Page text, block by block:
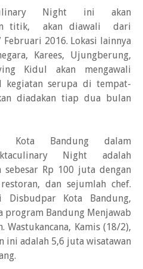
Night ini akan
titik, akan diawali dari
2016. Lokasi lainnya
Karees, Ujungberung,
Kidul akan mengawali
serupa di tempat-
diadakan tiap dua bulan
Kota Bandung dalam
Night adalah
sebesar Rp 100 juta dengan
dan sejumlah chef.
Disbudpar Kota Bandung,
program Bandung Menjawab
Wastukancana, Kamis (18/2),
ini adalah 5,6 juta wisatawan